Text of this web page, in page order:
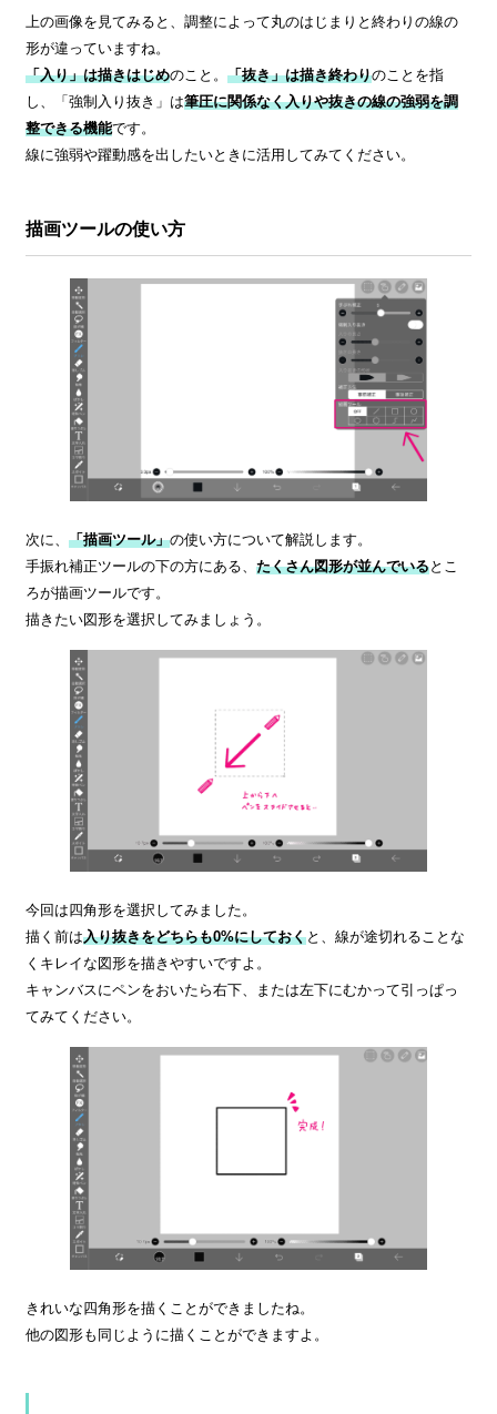
上の画像を見てみると、調整によって丸のはじまりと終わりの線の
形が違っていますね。
「入り」は描きはじめのこと。 「抜き」は描き終わりのことを指
し、「強制入り抜き」は筆圧に関係なく入りや抜きの線の強弱を調
整できる機能です。
線に強弱や躍動感を出したいときに活用してみてください。
描画ツールの使い方
次に、 「描画ツール」の使い方について解説します。
手振れ補正ツールの下の方にある、 たくさん図形が並んでいるとこ
ろが描画ツールです。
描きたい図形を選択してみましょう。
今回は四角形を選択してみました。
描く前は入り抜きをどちらも0%にしておくと、線が途切れることな
くキレイな図形を描きやすいですよ。
キャンバスにペンをおいたら右下、または左下にむかって引っぱっ
てみてください。
きれいな四角形を描くことができましたね。
他の図形も同じように描くことができますよ。